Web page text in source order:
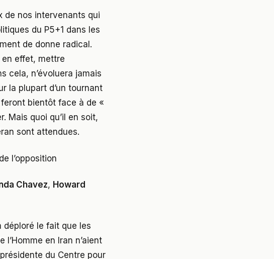
de nos intervenants qui
du P5+1 dans les
de donne radical.
en effet, mettre
cela, n’évoluera jamais
la plupart d’un tournant
bientôt face à de «
Mais quoi qu’il en soit,
sont attendues.
l’opposition
Chavez, Howard
déploré le fait que les
en Iran n’aient
du Centre pour